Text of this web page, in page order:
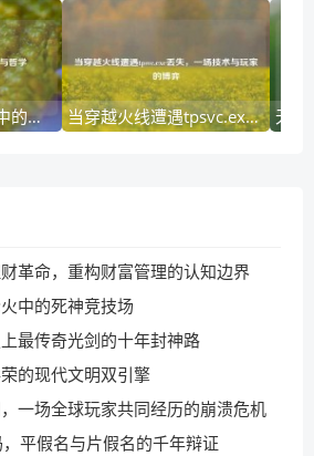
CF青钢，电竞江湖中的锋芒与哲学 当穿越火线遭遇tpsvc.exe丢失，一场技术与玩家的博弈
革命，重构财富管理的认知边界
中的死神竞技场
最传奇光剑的十年封神路
的现代文明双引擎
一场全球玩家共同经历的崩溃危机
平假名与片假名的千年辩证